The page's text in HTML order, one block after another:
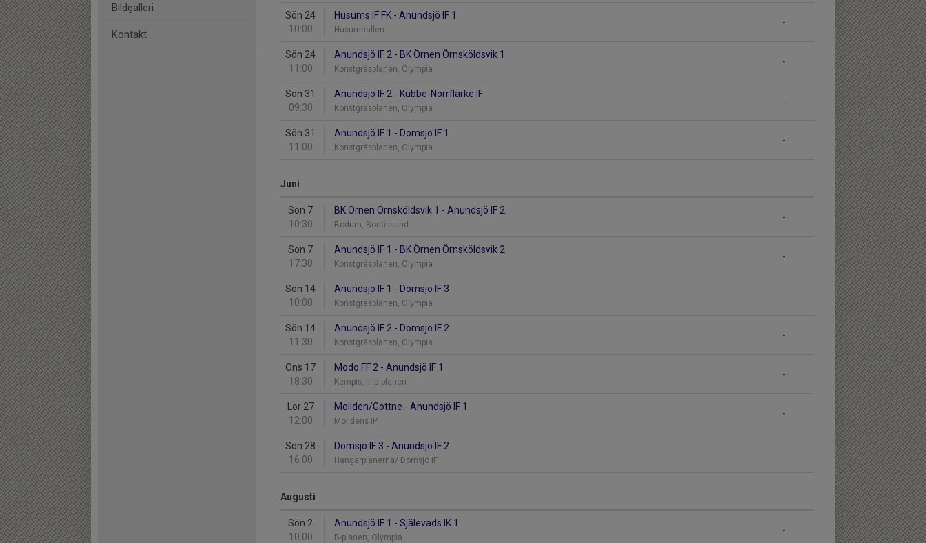
Bildgalleri
Kontakt
Sön 24
10:00
-
Husums IF FK - Anundsjö IF 1
Husumhallen
Sön 24
11:00
-
Anundsjö IF 2 - BK Örnen Örnsköldsvik 1
Konstgräsplanen, Olympia
Sön 31
09:30
-
Anundsjö IF 2 - Kubbe-Norrflärke IF
Konstgräsplanen, Olympia
Sön 31
11:00
-
Anundsjö IF 1 - Domsjö IF 1
Konstgräsplanen, Olympia
Juni
Sön 7
10:30
-
BK Örnen Örnsköldsvik 1 - Anundsjö IF 2
Bodum, Bonässund
Sön 7
17:30
-
Anundsjö IF 1 - BK Örnen Örnsköldsvik 2
Konstgräsplanen, Olympia
Sön 14
10:00
-
Anundsjö IF 1 - Domsjö IF 3
Konstgräsplanen, Olympia
Sön 14
11:30
-
Anundsjö IF 2 - Domsjö IF 2
Konstgräsplanen, Olympia
Ons 17
18:30
-
Modo FF 2 - Anundsjö IF 1
Kempis, lilla planen
Lör 27
12:00
-
Moliden/Gottne - Anundsjö IF 1
Molidens IP
Sön 28
16:00
-
Domsjö IF 3 - Anundsjö IF 2
Hangarplanerna/ Domsjö IF
Augusti
Sön 2
10:00
-
Anundsjö IF 1 - Själevads IK 1
B-planen, Olympia